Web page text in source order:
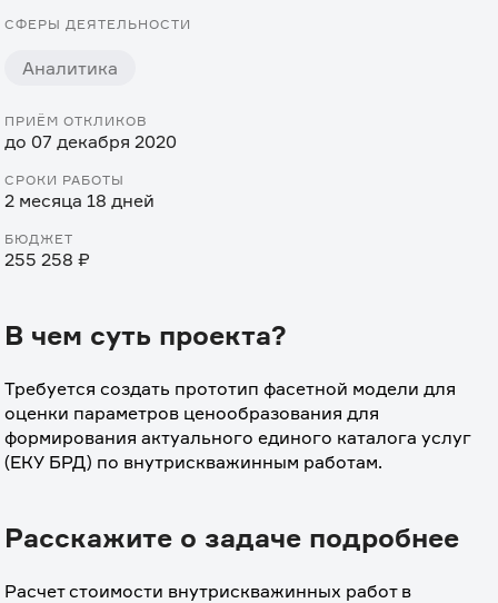
СФЕРЫ ДЕЯТЕЛЬНОСТИ
Аналитика
ПРИЁМ ОТКЛИКОВ
до 07 декабря 2020
СРОКИ РАБОТЫ
2 месяца 18 дней
БЮДЖЕТ
255 258 ₽
В чем суть проекта?
Требуется создать прототип фасетной модели для
оценки параметров ценообразования для
формирования актуального единого каталога услуг
(ЕКУ БРД) по внутрискважинным работам.
Расскажите о задаче подробнее
Расчет стоимости внутрискважинных работ в